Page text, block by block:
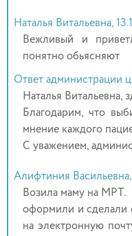
Наталья Витальевна,
Вежливый и
понятно обьясняют
Ответ администрации
Наталья Витальевна,
Благодарим, что
мнение каждого
С уважением,
Алифтиния Васильевна,
Возила маму на МРТ.
оформили и сделали
на электронную